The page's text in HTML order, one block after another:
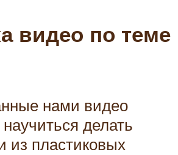
видео по теме
нами видео
делать
из пластиковых